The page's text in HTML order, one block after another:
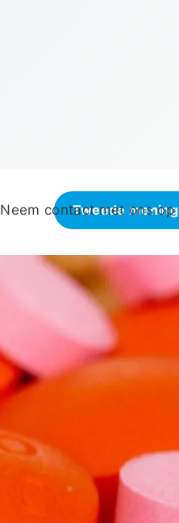
Neem contact met ons op
Tweede mening